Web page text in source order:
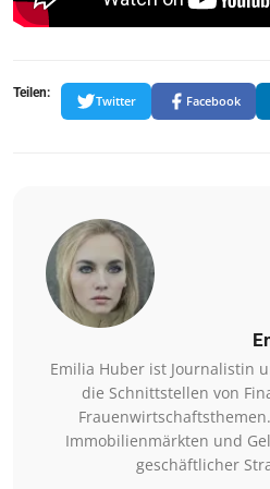
Teilen:
Twitter Facebook
Emilia Huber ist Journalistin
die Schnittstellen von
Immobilienmärkten und
geschäftlicher